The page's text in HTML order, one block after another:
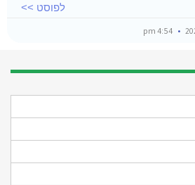
לפוסט >>